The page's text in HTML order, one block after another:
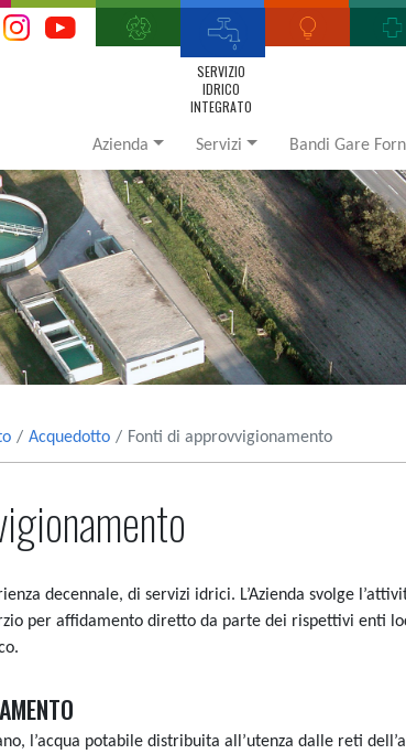
SERVIZIO
IDRICO
INTEGRATO
Azienda Servizi Bandi Gare
Acquedotto Fonti di approvvigionamento
decennale, di servizi idrici. L’Azienda svolge
per affidamento diretto da parte dei rispettivi enti
l’acqua potabile distribuita all’utenza dalle reti